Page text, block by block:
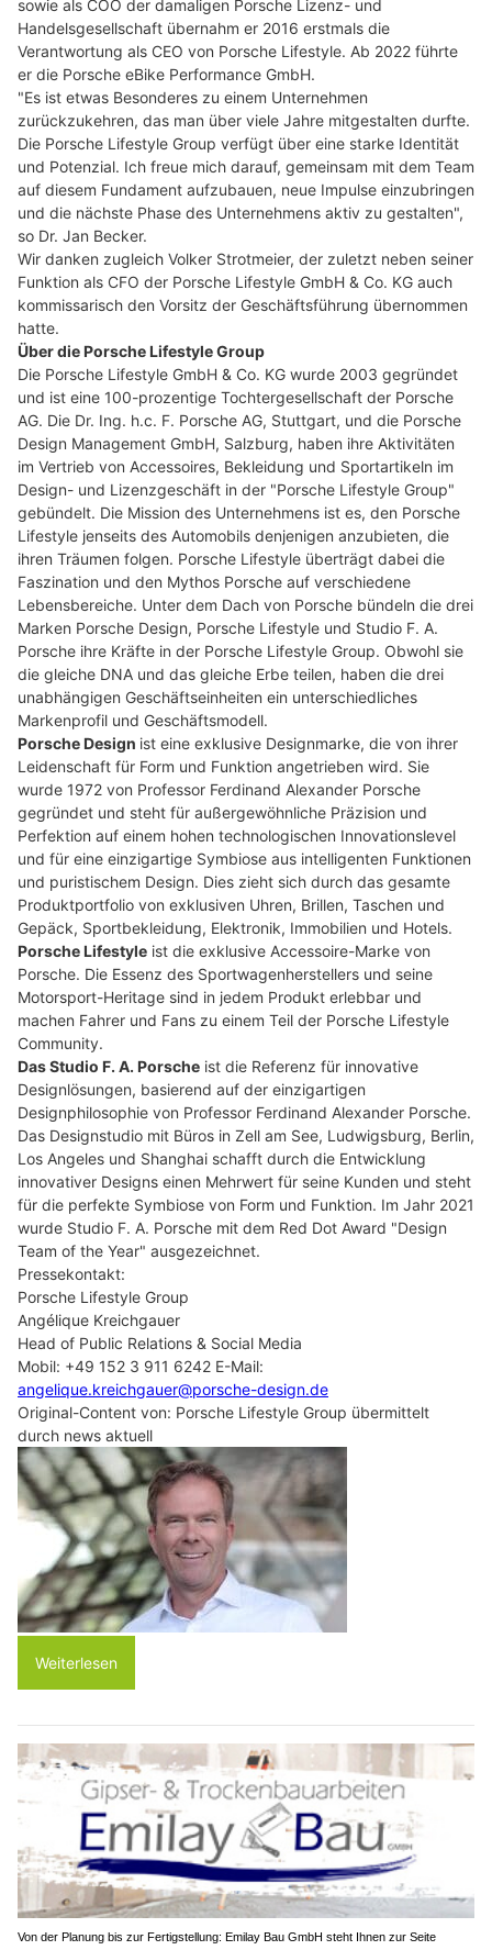
sowie als COO der damaligen Porsche Lizenz- und
Handelsgesellschaft übernahm er 2016 erstmals die
Verantwortung als CEO von Porsche Lifestyle. Ab 2022 führte
er die Porsche eBike Performance GmbH.
"Es ist etwas Besonderes zu einem Unternehmen
zurückzukehren, das man über viele Jahre mitgestalten durfte.
Die Porsche Lifestyle Group verfügt über eine starke Identität
und Potenzial. Ich freue mich darauf, gemeinsam mit dem Team
auf diesem Fundament aufzubauen, neue Impulse einzubringen
und die nächste Phase des Unternehmens aktiv zu gestalten",
so Dr. Jan Becker.
Wir danken zugleich Volker Strotmeier, der zuletzt neben seiner
Funktion als CFO der Porsche Lifestyle GmbH & Co. KG auch
kommissarisch den Vorsitz der Geschäftsführung übernommen
hatte.
Über die Porsche Lifestyle Group
Die Porsche Lifestyle GmbH & Co. KG wurde 2003 gegründet
und ist eine 100-prozentige Tochtergesellschaft der Porsche
AG. Die Dr. Ing. h.c. F. Porsche AG, Stuttgart, und die Porsche
Design Management GmbH, Salzburg, haben ihre Aktivitäten
im Vertrieb von Accessoires, Bekleidung und Sportartikeln im
Design- und Lizenzgeschäft in der "Porsche Lifestyle Group"
gebündelt. Die Mission des Unternehmens ist es, den Porsche
Lifestyle jenseits des Automobils denjenigen anzubieten, die
ihren Träumen folgen. Porsche Lifestyle überträgt dabei die
Faszination und den Mythos Porsche auf verschiedene
Lebensbereiche. Unter dem Dach von Porsche bündeln die drei
Marken Porsche Design, Porsche Lifestyle und Studio F. A.
Porsche ihre Kräfte in der Porsche Lifestyle Group. Obwohl sie
die gleiche DNA und das gleiche Erbe teilen, haben die drei
unabhängigen Geschäftseinheiten ein unterschiedliches
Markenprofil und Geschäftsmodell.
Porsche Design ist eine exklusive Designmarke, die von ihrer
Leidenschaft für Form und Funktion angetrieben wird. Sie
wurde 1972 von Professor Ferdinand Alexander Porsche
gegründet und steht für außergewöhnliche Präzision und
Perfektion auf einem hohen technologischen Innovationslevel
und für eine einzigartige Symbiose aus intelligenten Funktionen
und puristischem Design. Dies zieht sich durch das gesamte
Produktportfolio von exklusiven Uhren, Brillen, Taschen und
Gepäck, Sportbekleidung, Elektronik, Immobilien und Hotels.
Porsche Lifestyle ist die exklusive Accessoire-Marke von
Porsche. Die Essenz des Sportwagenherstellers und seine
Motorsport-Heritage sind in jedem Produkt erlebbar und
machen Fahrer und Fans zu einem Teil der Porsche Lifestyle
Community.
Das Studio F. A. Porsche ist die Referenz für innovative
Designlösungen, basierend auf der einzigartigen
Designphilosophie von Professor Ferdinand Alexander Porsche.
Das Designstudio mit Büros in Zell am See, Ludwigsburg, Berlin,
Los Angeles und Shanghai schafft durch die Entwicklung
innovativer Designs einen Mehrwert für seine Kunden und steht
für die perfekte Symbiose von Form und Funktion. Im Jahr 2021
wurde Studio F. A. Porsche mit dem Red Dot Award "Design
Team of the Year" ausgezeichnet.
Pressekontakt:
Porsche Lifestyle Group
Angélique Kreichgauer
Head of Public Relations & Social Media
Mobil: +49 152 3 911 6242 E-Mail:
angelique.kreichgauer@porsche-design.de
Original-Content von: Porsche Lifestyle Group übermittelt
durch news aktuell
Weiterlesen
Von der Planung bis zur Fertigstellung: Emilay Bau GmbH steht Ihnen zur Seite